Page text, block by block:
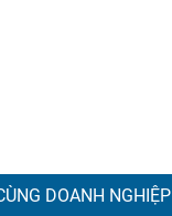
DOANH NGHIỆP